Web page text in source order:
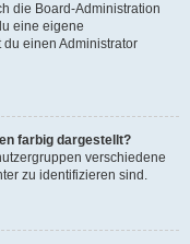
die Board-Administration
eine eigene
einen Administrator
farbig dargestellt?
verschiedene
zu identifizieren sind.